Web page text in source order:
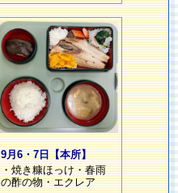
9月6・7日【本所】
・焼き糠ほっけ・春雨
の酢の物・エクレア